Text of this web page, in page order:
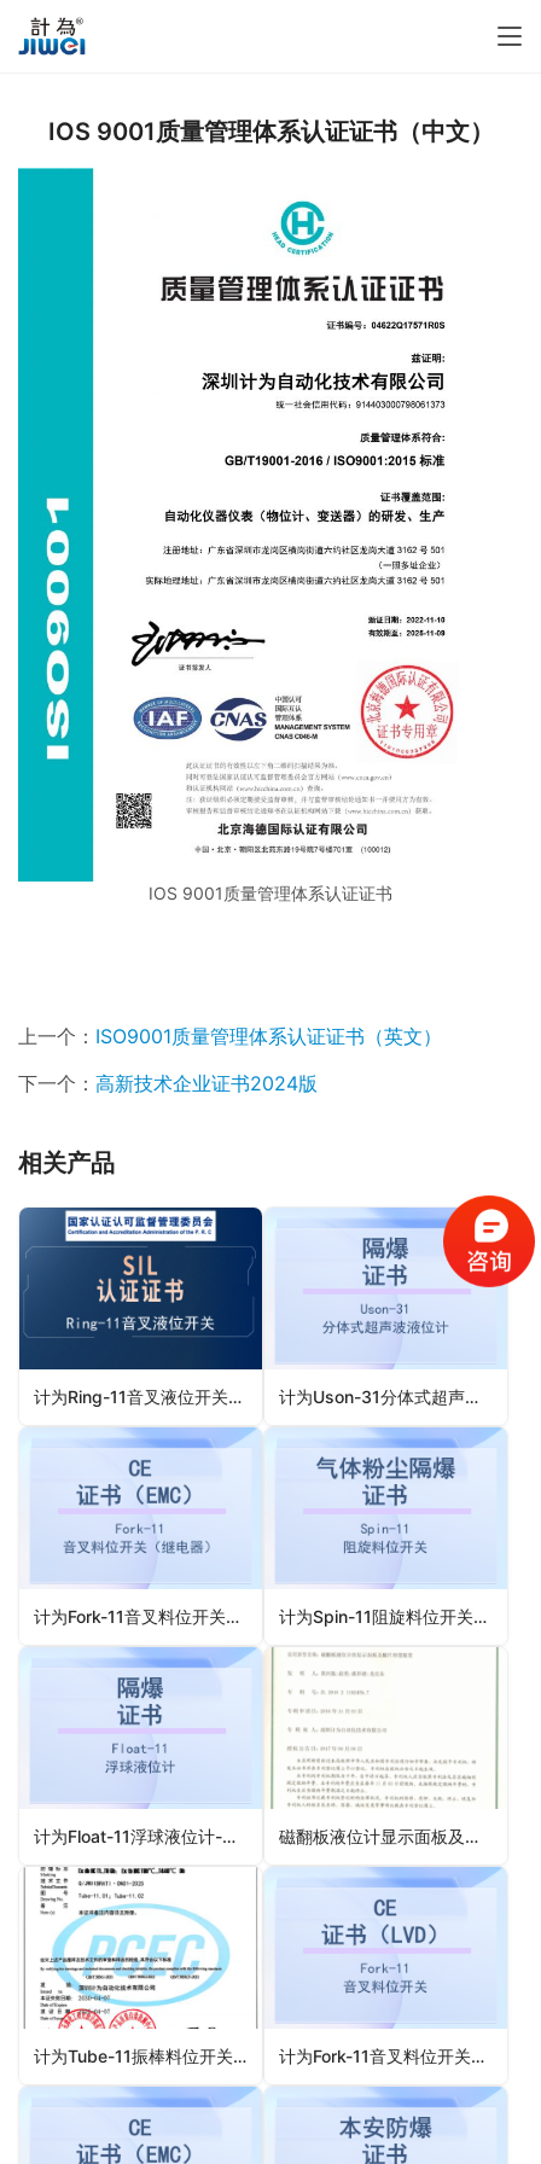
IOS 9001质量管理体系认证证书（中文）
IOS 9001质量管理体系认证证书
上一个： ISO9001质量管理体系认证证书（英文）
下一个： 高新技术企业证书2024版
相关产品
计为Ring-11音叉液位开关SIL认证证书（中文） 计为Uson-31分体式超声波液位计隔爆证书
计为Fork-11音叉料位开关CE证书（EMC）继电器 计为Spin-11阻旋料位开关气体粉尘隔爆认证证书
计为Float-11浮球液位计-隔爆防爆证书 磁翻板液位计显示面板及翻片容置装置专利证书
计为Tube-11振棒料位开关气体粉尘隔爆认证证书（最新） 计为Fork-11音叉料位开关CE证书（LVD）